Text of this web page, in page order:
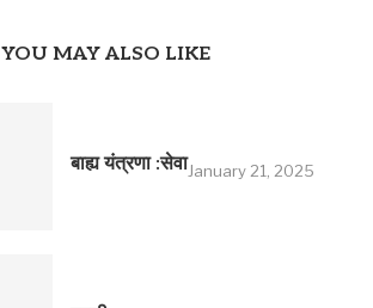
YOU MAY ALSO LIKE
बाह्य यंत्रणा :सेवाJanuary 21, 2025